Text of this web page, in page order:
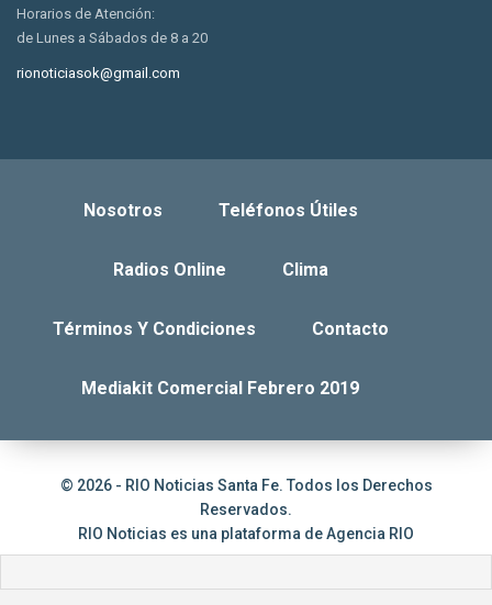
Horarios de Atención:
de Lunes a Sábados de 8 a 20
rionoticiasok@gmail.com
Nosotros Teléfonos Útiles
Radios Online Clima
Términos Y Condiciones Contacto
Mediakit Comercial Febrero 2019
© 2026 - RIO Noticias Santa Fe. Todos los Derechos
Reservados.
RIO Noticias es una plataforma deAgencia RIO